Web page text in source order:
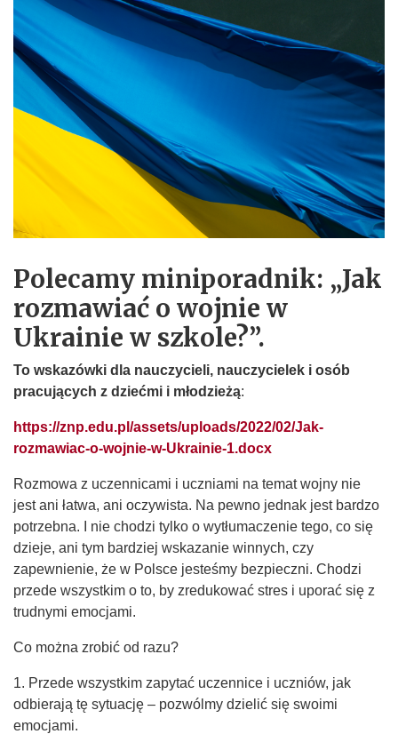
Polecamy miniporadnik: „Jak
rozmawiać o wojnie w
Ukrainie w szkole?”.
To wskazówki dla nauczycieli, nauczycielek i osób
pracujących z dziećmi i młodzieżą:
https://znp.edu.pl/assets/uploads/2022/02/Jak-
rozmawiac-o-wojnie-w-Ukrainie-1.docx
Rozmowa z uczennicami i uczniami na temat wojny nie
jest ani łatwa, ani oczywista. Na pewno jednak jest bardzo
potrzebna. I nie chodzi tylko o wytłumaczenie tego, co się
dzieje, ani tym bardziej wskazanie winnych, czy
zapewnienie, że w Polsce jesteśmy bezpieczni. Chodzi
przede wszystkim o to, by zredukować stres i uporać się z
trudnymi emocjami.
Co można zrobić od razu?
1. Przede wszystkim zapytać uczennice i uczniów, jak
odbierają tę sytuację – pozwólmy dzielić się swoimi
emocjami.